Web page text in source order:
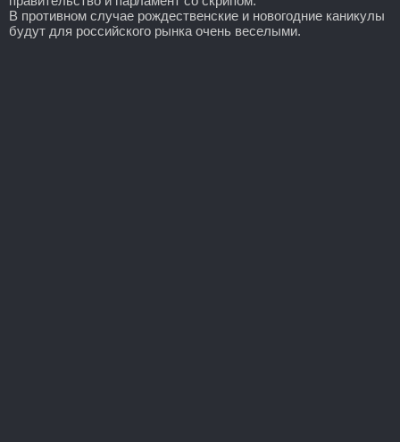
В противном случае рождественские и новогодние каникулы
будут для российского рынка очень веселыми.